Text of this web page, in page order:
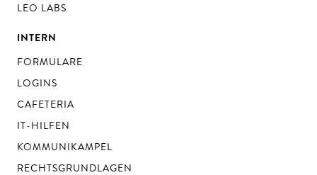
LEO LABS
INTERN
FORMULARE
LOGINS
CAFETERIA
IT-HILFEN
KOMMUNIKAMPEL
RECHTSGRUNDLAGEN